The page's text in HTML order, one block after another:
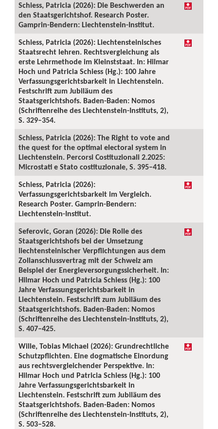
Schiess, Patricia (2026): Die Beschwerden an
den Staatsgerichtshof. Research Poster.
Gamprin-Bendern: Liechtenstein-Institut.
Schiess, Patricia (2026): Liechtensteinisches
Staatsrecht lehren. Rechtsvergleichung als
erste Lehrmethode im Kleinststaat. In: Hilmar
Hoch und Patricia Schiess (Hg.): 100 Jahre
Verfassungsgerichtsbarkeit in Liechtenstein.
Festschrift zum Jubiläum des
Staatsgerichtshofs. Baden-Baden: Nomos
(Schriftenreihe des Liechtenstein-Instituts, 2),
S. 329–354.
Schiess, Patricia (2026): The Right to vote and
the quest for the optimal electoral system in
Liechtenstein. Percorsi Costituzionali 2.2025:
Microstati e Stato costituzionale, S. 395–418.
Schiess, Patricia (2026):
Verfassungsgerichtsbarkeit im Vergleich.
Research Poster. Gamprin-Bendern:
Liechtenstein-Institut.
Seferovic, Goran (2026): Die Rolle des
Staatsgerichtshofs bei der Umsetzung
liechtensteinischer Verpflichtungen aus dem
Zollanschlussvertrag mit der Schweiz am
Beispiel der Energieversorgungssicherheit. In:
Hilmar Hoch und Patricia Schiess (Hg.): 100
Jahre Verfassungsgerichtsbarkeit in
Liechtenstein. Festschrift zum Jubiläum des
Staatsgerichtshofs. Baden-Baden: Nomos
(Schriftenreihe des Liechtenstein-Instituts, 2),
S. 407–425.
Wille, Tobias Michael (2026): Grundrechtliche
Schutzpflichten. Eine dogmatische Einordung
aus rechtsvergleichender Perspektive. In:
Hilmar Hoch und Patricia Schiess (Hg.): 100
Jahre Verfassungsgerichtsbarkeit in
Liechtenstein. Festschrift zum Jubiläum des
Staatsgerichtshofs. Baden-Baden: Nomos
(Schriftenreihe des Liechtenstein-Instituts, 2),
S. 503–528.